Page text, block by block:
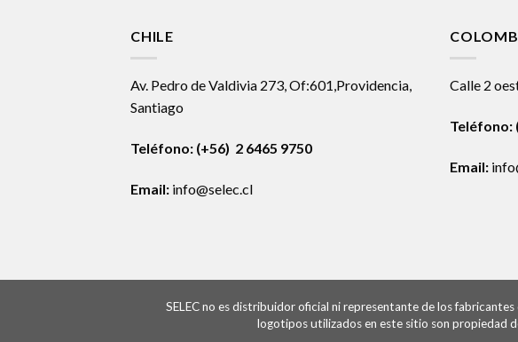
CHILE
Av. Pedro de Valdivia 273, Of:601,Providencia,
Santiago
Teléfono: (+56) 2 6465 9750
Email: info@selec.cl
Calle 2
Teléfono:
Email:
SELEC no es distribuidor oficial ni representante de los
logotipos utilizados en este sitio son propiedad